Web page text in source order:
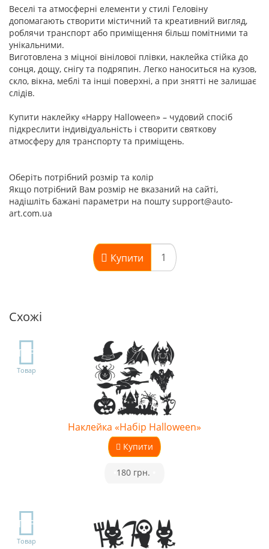
Веселі та атмосферні елементи у стилі Геловіну
допомагають створити містичний та креативний вигляд,
роблячи транспорт або приміщення більш помітними та
унікальними.
Виготовлена з міцної вінілової плівки, наклейка стійка до
сонця, дощу, снігу та подряпин. Легко наноситься на кузов,
скло, вікна, меблі та інші поверхні, а при знятті не залишає
слідів.
Купити наклейку «Happy Halloween» – чудовий спосіб
підкреслити індивідуальність і створити святкову
атмосферу для транспорту та приміщень.
Оберіть потрібний розмір та колір
Якщо потрібний Вам розмір не вказаний на сайті,
надішліть бажані параметри на пошту support@auto-
art.com.ua
Купити
Схожі
TOP
Товар
Наклейка «Набір Halloween»
Купити
180 грн.
TOP
Товар